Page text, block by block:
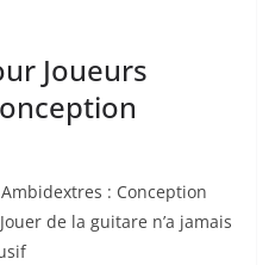
Joueurs
: Conception‍
de ⁢la‌ guitare‌ n’a jamais